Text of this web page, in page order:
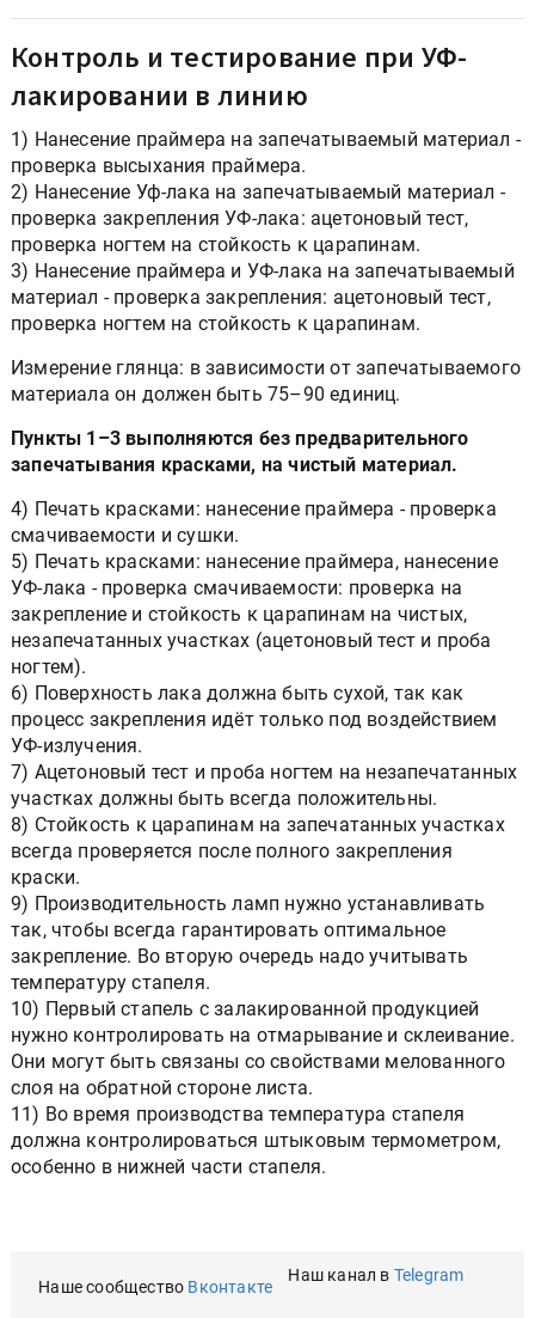
Контроль и тестирование при УФ-
лакировании в линию
1) Нанесение праймера на запечатываемый материал -
проверка высыхания праймера.
2) Нанесение Уф-лака на запечатываемый материал -
проверка закрепления УФ-лака: ацетоновый тест,
проверка ногтем на стойкость к царапинам.
3) Нанесение праймера и УФ-лака на запечатываемый
материал - проверка закрепления: ацетоновый тест,
проверка ногтем на стойкость к царапинам.
Измерение глянца: в зависимости от запечатываемого
материала он должен быть 75–90 единиц.
Пункты 1–3 выполняются без предварительного
запечатывания красками, на чистый материал.
4) Печать красками: нанесение праймера - проверка
смачиваемости и сушки.
5) Печать красками: нанесение праймера, нанесение
УФ-лака - проверка смачиваемости: проверка на
закрепление и стойкость к царапинам на чистых,
незапечатанных участках (ацетоновый тест и проба
ногтем).
6) Поверхность лака должна быть сухой, так как
процесс закрепления идёт только под воздействием
УФ-излучения.
7) Ацетоновый тест и проба ногтем на незапечатанных
участках должны быть всегда положительны.
8) Стойкость к царапинам на запечатанных участках
всегда проверяется после полного закрепления
краски.
9) Производительность ламп нужно устанавливать
так, чтобы всегда гарантировать оптимальное
закрепление. Во вторую очередь надо учитывать
температуру стапеля.
10) Первый стапель с залакированной продукцией
нужно контролировать на отмарывание и склеивание.
Они могут быть связаны со свойствами мелованного
слоя на обратной стороне листа.
11) Во время производства температура стапеля
должна контролироваться штыковым термометром,
особенно в нижней части стапеля.
Наше сообщество Вконтакте
Наш канал в Telegram